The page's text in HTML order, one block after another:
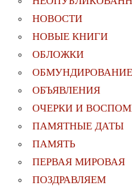
НОВОСТИ
НОВЫЕ КНИГИ
ОБЛОЖКИ
ОБЪЯВЛЕНИЯ
ОЧЕРКИ И
ПАМЯТНЫЕ ДАТЫ
ПАМЯТЬ
ПЕРВАЯ МИРОВАЯ
ПОЗДРАВЛЯЕМ